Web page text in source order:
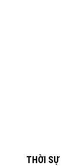
THỜI SỰ